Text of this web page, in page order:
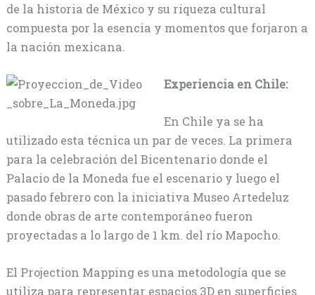
de la historia de México y su riqueza cultural
compuesta por la esencia y momentos que forjaron a
la nación mexicana.
Experiencia en Chile:
En Chile ya se ha
utilizado esta técnica un par de veces. La primera
para la celebración del Bicentenario donde el
Palacio de la Moneda fue el escenario y luego el
pasado febrero con la iniciativa Museo Artedeluz
donde obras de arte contemporáneo fueron
proyectadas a lo largo de 1 km. del río Mapocho.
El Projection Mapping es una metodología que se
utiliza para representar espacios 3D en superficies